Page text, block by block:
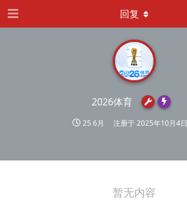
2026体育
25 6月 注册于2025年10月4日
回复
暂无内容